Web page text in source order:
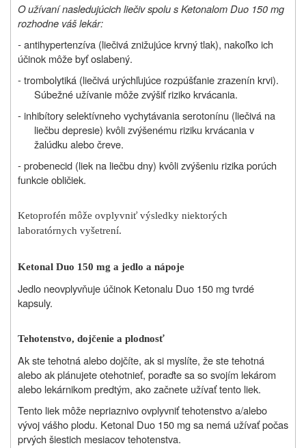
O užívaní nasledujúcich liečiv spolu sKetonalom Duo 150 mg
rozhodne váš lekár:
-antihypertenzíva (liečivá znižujúce krvný tlak), nakoľko ich
účinok môže byť oslabený.
- trombolytiká (liečivá urýchľujúce rozpúšťanie zrazenín krvi).
Súbežné užívanie môže zvýšiť riziko krvácania.
- inhibítory selektívneho vychytávania serotonínu (liečivá na
liečbu depresie) kvôli zvýšenému riziku krvácania v
žalúdku alebo čreve.
- probenecid (liek na liečbu dny) kvôli zvýšeniu rizika porúch
funkcie obličiek.
Ketoprofén môže ovplyvniť výsledky niektorých
laboratórnych vyšetrení.
Ketonal Duo 150 mg a jedlo a nápoje
Jedlo neovplyvňuje účinok Ketonalu Duo 150 mg tvrdé
kapsuly.
Tehotenstvo, dojčenie a plodnosť
Ak ste tehotná alebo dojčíte, ak si myslíte, že ste tehotná
alebo ak plánujete otehotnieť, poraďte sa so svojím lekárom
alebo lekárnikom predtým, ako začnete užívať tento liek.
Tento liek môže nepriaznivo ovplyvniť tehotenstvo a/alebo
vývoj vášho plodu. Ketonal Duo 150 mg sa nemá užívať počas
prvých šiestich mesiacov tehotenstva.